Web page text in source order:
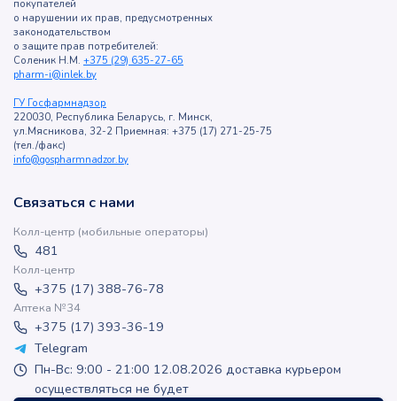
покупателей
о нарушении их прав, предусмотренных
законодательством
о защите прав потребителей:
Соленик Н.М. +375 (29) 635-27-65
pharm-i@inlek.by
ГУ Госфармнадзор
220030, Республика Беларусь, г. Минск,
ул.Мясникова, 32-2 Приемная: +375 (17) 271-25-75
(тел./факс)
info@gospharmnadzor.by
Связаться с нами
Колл-центр (мобильные операторы)
481
Колл-центр
+375 (17) 388-76-78
Аптека №34
+375 (17) 393-36-19
Telegram
Пн-Вс: 9:00 - 21:00 12.08.2026 доставка курьером
осуществляться не будет